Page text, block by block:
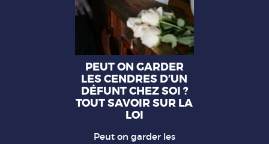
PEUT ON GARDER
LES CENDRES D’UN
DÉFUNT CHEZ SOI ?
TOUT SAVOIR SUR LA
LOI
Peut on garder les